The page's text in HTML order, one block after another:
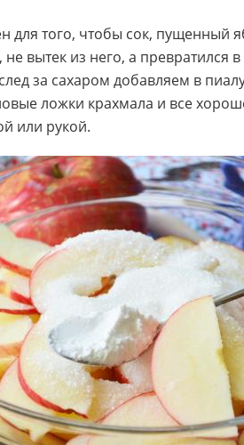
для того, чтобы сок, пущенный
вытек из него, а превратился
за сахаром добавляем в
ложки крахмала и все
или рукой.